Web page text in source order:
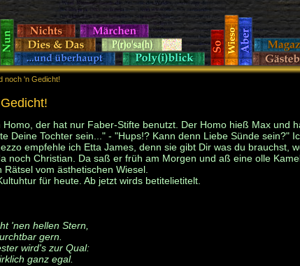
noch 'n Gedicht!
noch 'n Gedicht!
Homo, der hat nur Faber-Stifte benutzt. Der Homo hieß Max
Deine Tochter sein..." - "Hups!? Kann denn Liebe Sünde sein?"
empfehle ich Etta James, denn sie gibt Dir was du brauchst,
noch Christian. Da saß er früh am Morgen und aß eine olle
Rätsel vom ästhetischen Wiesel.
für heute. Ab jetzt wirds betitelietitelt.
'nen hellen Stern,
gern.
wird's zur Qual:
ganz egal.